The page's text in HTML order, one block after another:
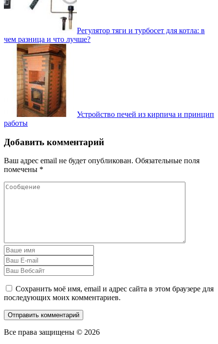
Регулятор тяги и турбосет для котла: в
чем разница и что лучше?
Устройство печей из кирпича и принцип
работы
Добавить комментарий
Ваш адрес email не будет опубликован. Обязательные поля
помечены *
Сохранить моё имя, email и адрес сайта в этом браузере для
последующих моих комментариев.
Все права защищены © 2026